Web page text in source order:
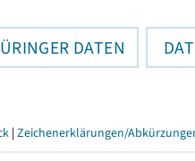
DATEN
| Zeichenerklärungen/